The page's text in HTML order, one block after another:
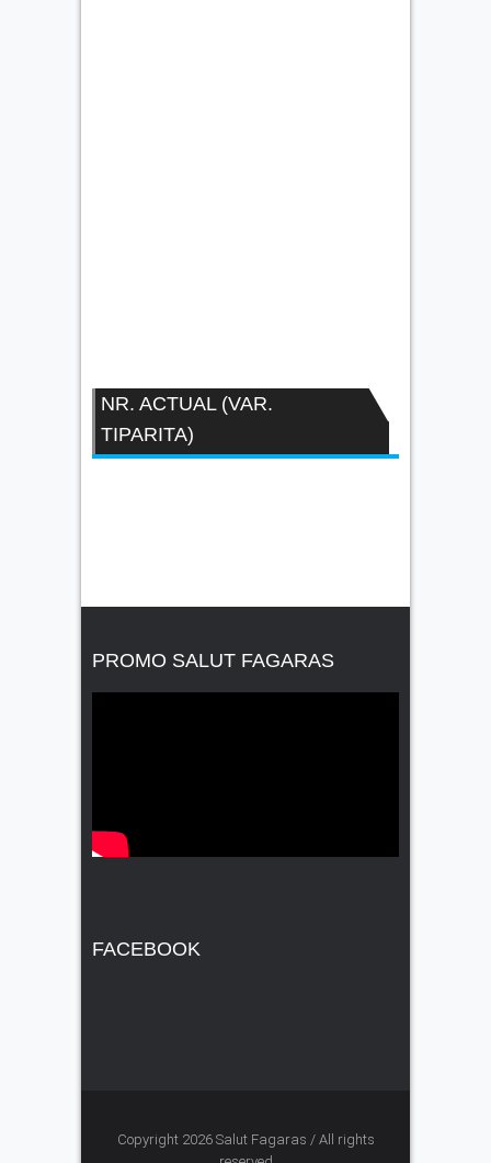
NR. ACTUAL (VAR.
TIPARITA)
PROMO SALUT FAGARAS
FACEBOOK
Copyright 2026 Salut Fagaras / All rights